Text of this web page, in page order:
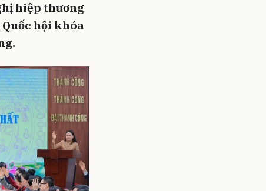
hiệp thương
hội khóa